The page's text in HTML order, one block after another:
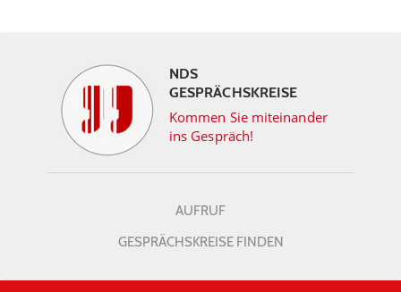
NDS
GESPRÄCHSKREISE
Kommen Sie miteinander
ins Gespräch!
AUFRUF
GESPRÄCHSKREISE FINDEN